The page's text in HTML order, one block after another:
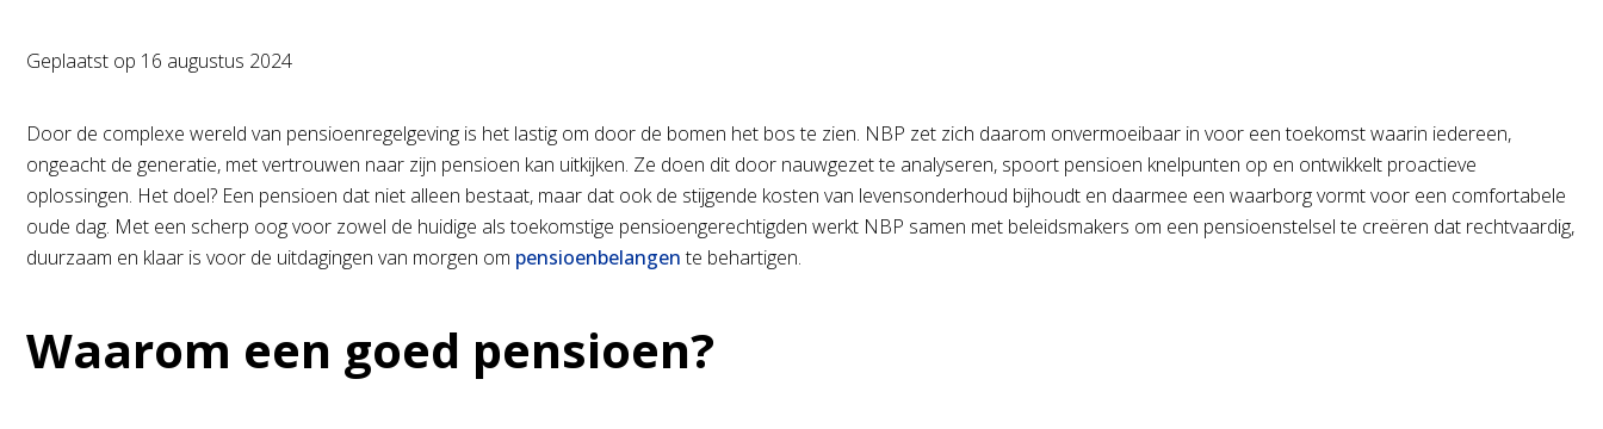
Geplaatst op 16 augustus 2024
Door de complexe wereld van pensioenregelgeving is het lastig om door de bomen het bos te zien. NBP zet zich daarom onvermoeibaar in voor een toekomst waarin iedereen,
ongeacht de generatie, met vertrouwen naar zijn pensioen kan uitkijken. Ze doen dit door nauwgezet te analyseren, spoort pensioen knelpunten op en ontwikkelt proactieve
oplossingen. Het doel? Een pensioen dat niet alleen bestaat, maar dat ook de stijgende kosten van levensonderhoud bijhoudt en daarmee een waarborg vormt voor een comfortabele
oude dag. Met een scherp oog voor zowel de huidige als toekomstige pensioengerechtigden werkt NBP samen met beleidsmakers om een pensioenstelsel te creëren dat rechtvaardig,
duurzaam en klaar is voor de uitdagingen van morgen om pensioenbelangente behartigen.
Waarom een goed pensioen?